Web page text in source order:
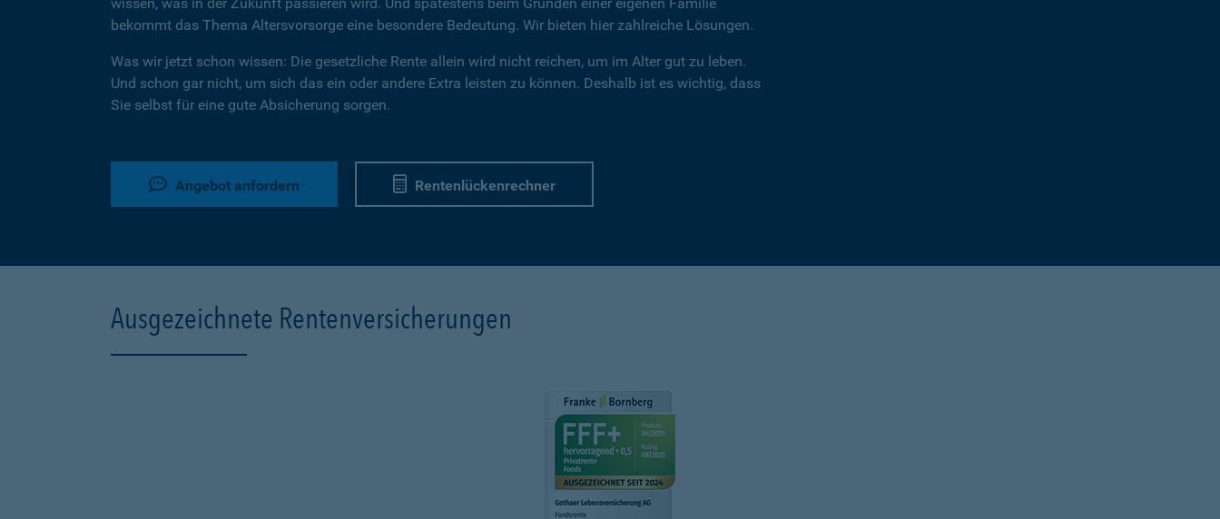
bekommt das Thema Altersvorsorge eine besondere Bedeutung. Wir bieten hier zahlreiche Lösungen.
Was wir jetzt schon wissen: Die gesetzliche Rente allein wird nicht reichen, um im Alter gut zu leben.
Und schon gar nicht, um sich das ein oder andere Extra leisten zu können. Deshalb ist es wichtig, dass
Sie selbst für eine gute Absicherung sorgen.
Angebot anfordern Rentenlückenrechner
Ausgezeichnete Rentenversicherungen